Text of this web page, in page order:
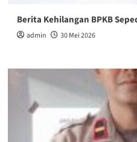
Berita Kehilangan BPKB
admin 30 Mei 2026